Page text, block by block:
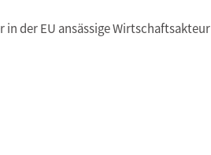
der EU ansässige Wirtschaftsakteur